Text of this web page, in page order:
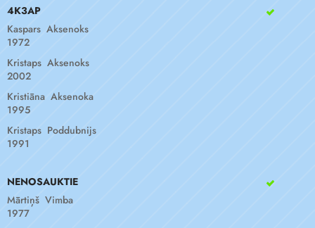
4K3AP
Kaspars Aksenoks
1972
Kristaps Aksenoks
2002
Kristiāna Aksenoka
1995
Kristaps Poddubnijs
1991
NENOSAUKTIE
Mārtiņš Vimba
1977